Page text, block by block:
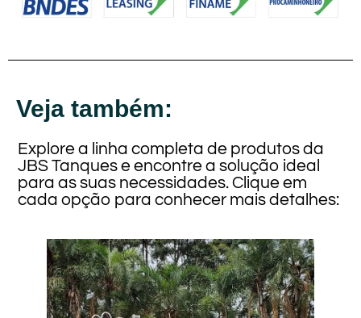
Veja também:
Explore a linha completa de produtos da
JBS Tanques e encontre a solução ideal
para as suas necessidades. Clique em
cada opção para conhecer mais detalhes: